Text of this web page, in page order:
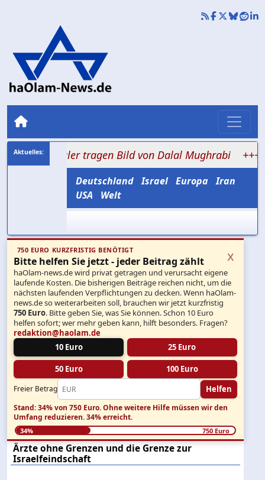
tragen Bild von Dalal Mughrabi +++ 0,2 bis
Deutschland Israel Europa Iran
USA
Welt
750 EURO KURZFRISTIG BENÖTIGT
Bitte helfen Sie jetzt - jeder Beitrag zählt
haOlam-news.de wird privat getragen und verursacht eigene
laufende Kosten. Die bisherigen Beiträge reichen nicht, um die
nächsten laufenden Verpflichtungen zu decken. Wenn haOlam-
news.de so weiterarbeiten soll, brauchen wir jetzt kurzfristig
750 Euro. Bitte geben Sie, was Sie können. Schon 10 Euro
helfen sofort; wer mehr geben kann, hilft besonders. Fragen?
redaktion@haolam.de
10 Euro
25 Euro
50 Euro 100 Euro
Freier Betrag Helfen
x
Stand: 34% von 750 Euro.Ohne weitere Hilfe müssen wir den
Umfang reduzieren.34% erreicht.
34% 750 Euro
Ärzte ohne Grenzen und die Grenze zur
Israelfeindschaft